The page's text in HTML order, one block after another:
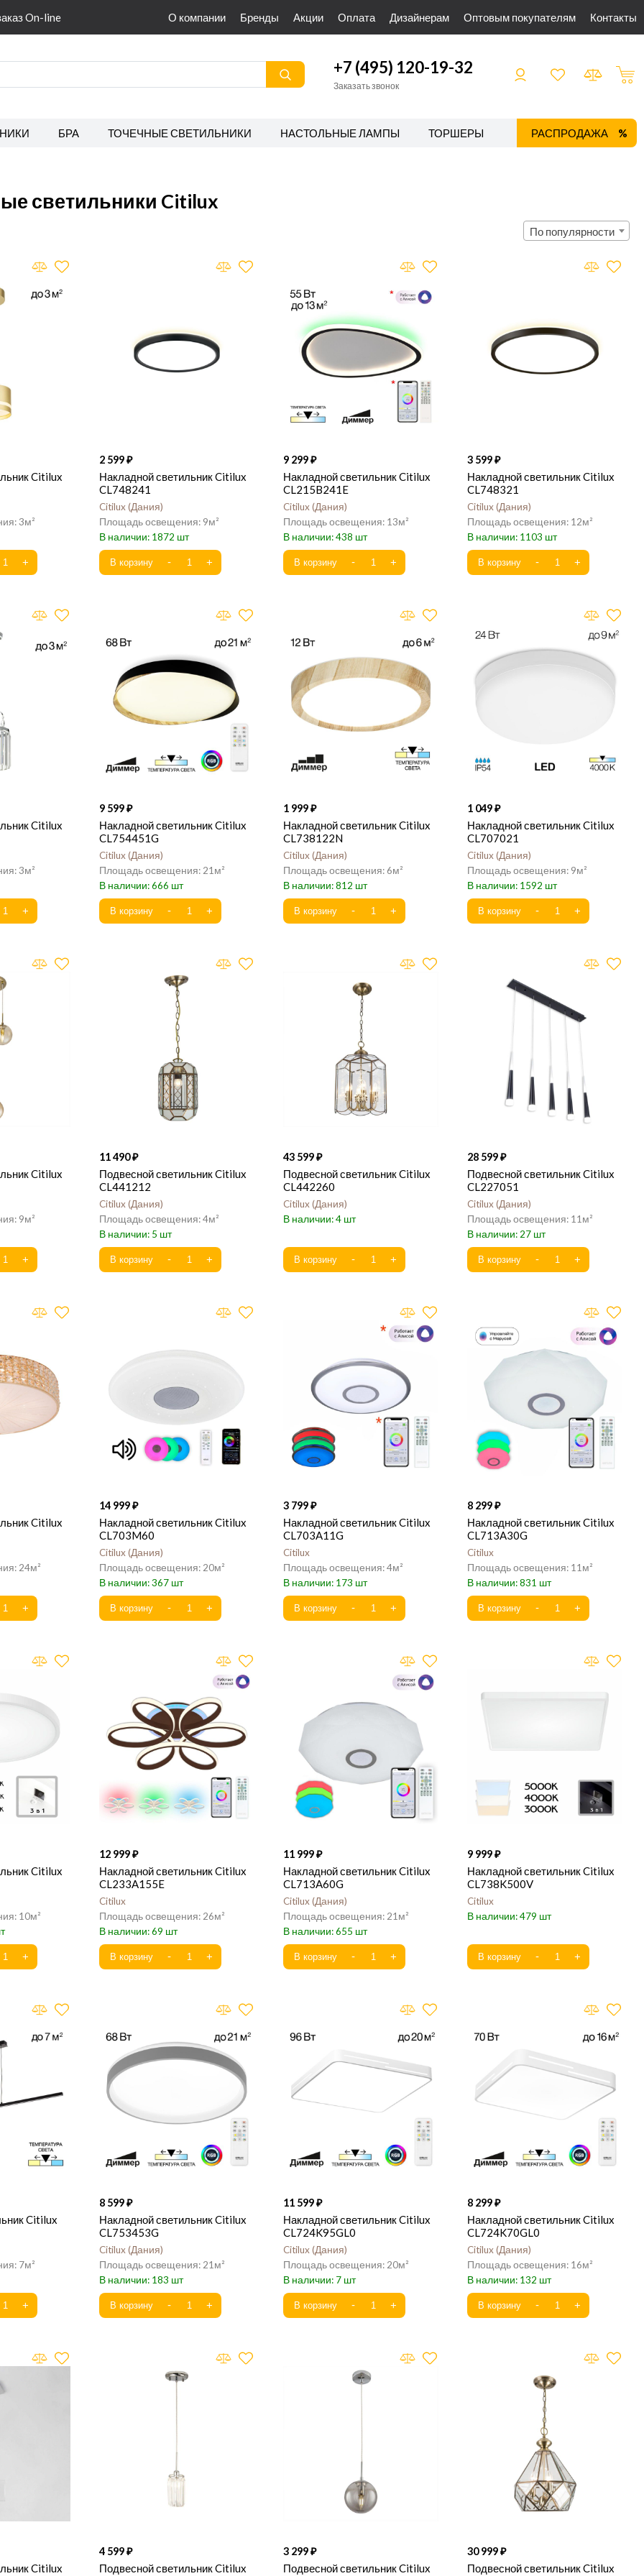
On-line О компании Бренды Акции Оплата Дизайнерам Оптовым покупателям Контакты
+7 (495) 120-19-32
Заказать звонок
БРА ТОЧЕЧНЫЕ СВЕТИЛЬНИКИ НАСТОЛЬНЫЕ ЛАМПЫ ТОРШЕРЫ ТРЕКОВЫЕ СИСТЕМЫ
РАСПРОДАЖА
светильники Citilux
По популярности
Citilux
3
2 599
Накладной светильник Citilux
CL748241
Citilux Дания
9
1872
9 299
Накладной светильник Citilux
CL215B241E
Citilux Дания
13
438
3 599
Накладной светильник Citilux
CL748321
Citilux Дания
12
1103
Citilux
3
9 599
Накладной светильник Citilux
CL754451G
Citilux Дания
21
666
1 999
Накладной светильник Citilux
CL738122N
Citilux Дания
6
812
1 049
Накладной светильник Citilux
CL707021
Citilux Дания
9
1592
Citilux
9
11 490
Подвесной светильник Citilux
CL441212
Citilux Дания
4
5
43 599
Подвесной светильник Citilux
CL442260
Citilux Дания
4
28 599
Подвесной светильник Citilux
CL227051
Citilux Дания
11
27
Citilux
24
14 999
Накладной светильник Citilux
CL703M60
Citilux Дания
20
367
3 799
Накладной светильник Citilux
CL703A11G
Citilux
4
173
8 299
Накладной светильник Citilux
CL713A30G
Citilux
11
831
Citilux
10
12 999
Накладной светильник Citilux
CL233A155E
Citilux
26
69
11 999
Накладной светильник Citilux
CL713A60G
Citilux Дания
21
655
9 999
Накладной светильник Citilux
CL738K500V
Citilux
479
Citilux
7
8 599
Накладной светильник Citilux
CL753453G
Citilux Дания
21
183
11 599
Накладной светильник Citilux
CL724K95GL0
Citilux Дания
20
7
8 299
Накладной светильник Citilux
CL724K70GL0
Citilux Дания
16
132
Citilux
4 599
Подвесной светильник Citilux
3 299
Подвесной светильник Citilux
30 999
Подвесной светильник Citilux